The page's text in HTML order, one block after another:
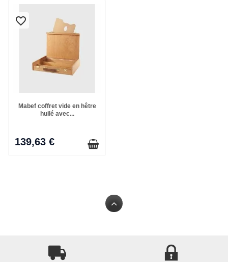
favorite_border
Mabef coffret vide en hêtre
huilé avec...
139,63 €